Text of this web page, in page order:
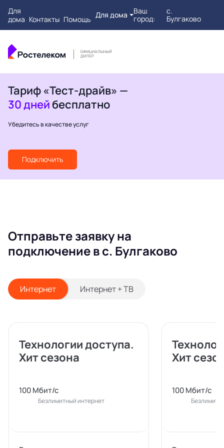
Для
дома Контакты Помощь Для дома
Ваш
город:
с.
Булгаково
Тариф «Тест-драйв» —
30 дней бесплатно
Убедитесь в качестве услуг
Подключить
Отправьте заявку на
подключение в с. Булгаково
Интернет Интернет + ТВ
Технологии доступа.
Хит сезона
100 Мбит/с
Безлимитный интернет
Хит
100 Мбит/с